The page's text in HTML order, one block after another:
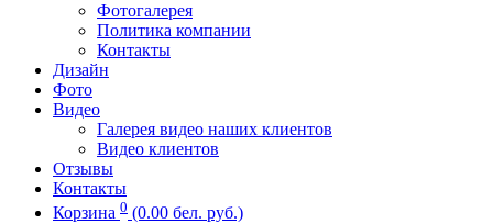
Фотогалерея
Политика компании
Контакты
Дизайн
Фото
Видео
Галерея видео наших клиентов
Видео клиентов
Отзывы
Контакты
Корзина 0 (0.00 бел. руб.)